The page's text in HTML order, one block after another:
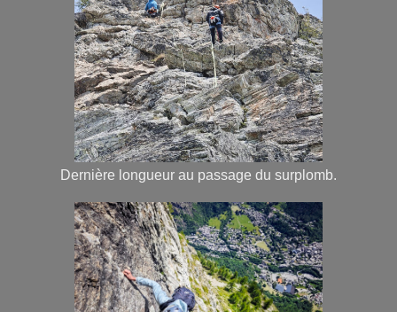
Dernière longueur au passage du surplomb.